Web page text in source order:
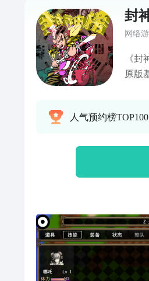
封
网络
《
原版
你杀
人气预约榜